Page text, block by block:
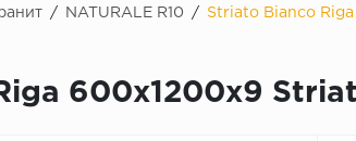
/ NATURALE R10 / Striato Bianco
600х1200х9